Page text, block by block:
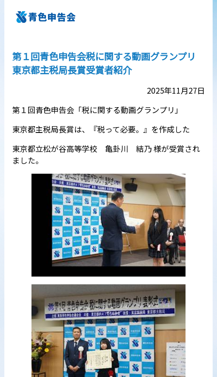
第１回青色申告会税に関する動画グランプリ
東京都主税局長賞受賞者紹介
2025年11月27日
第１回青色申告会「税に関する動画グランプリ」
東京都主税局長賞は、『税って必要。』を作成した
東京都立松が谷高等学校 亀卦川 結乃 様が受賞され
ました。